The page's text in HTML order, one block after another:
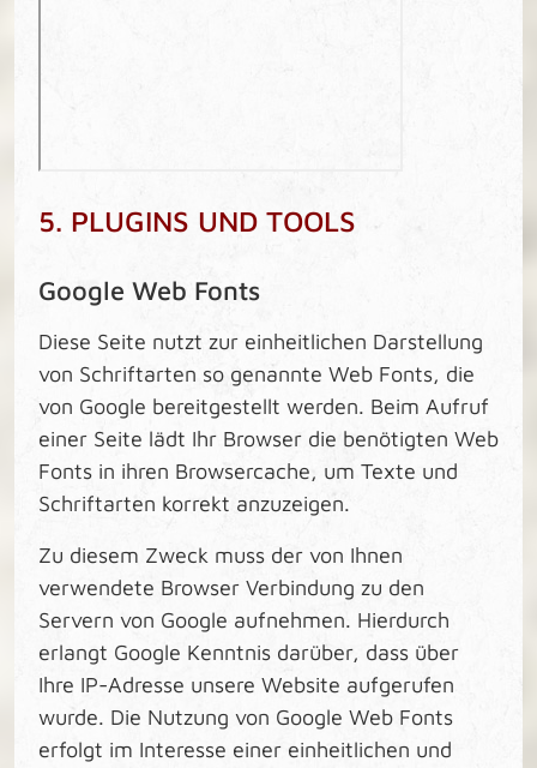
5. PLUGINS UND TOOLS
Google Web Fonts
Diese Seite nutzt zur einheitlichen Darstellung
von Schriftarten so genannte Web Fonts, die
von Google bereitgestellt werden. Beim Aufruf
einer Seite lädt Ihr Browser die benötigten Web
Fonts in ihren Browsercache, um Texte und
Schriftarten korrekt anzuzeigen.
Zu diesem Zweck muss der von Ihnen
verwendete Browser Verbindung zu den
Servern von Google aufnehmen. Hierdurch
erlangt Google Kenntnis darüber, dass über
Ihre IP-Adresse unsere Website aufgerufen
wurde. Die Nutzung von Google Web Fonts
erfolgt im Interesse einer einheitlichen und